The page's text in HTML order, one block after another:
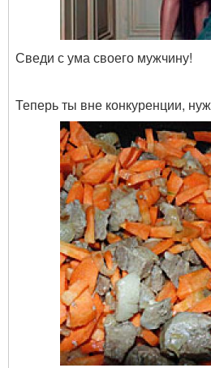
Сведи с ума своего мужчину!
Теперь ты вне конкуренции,